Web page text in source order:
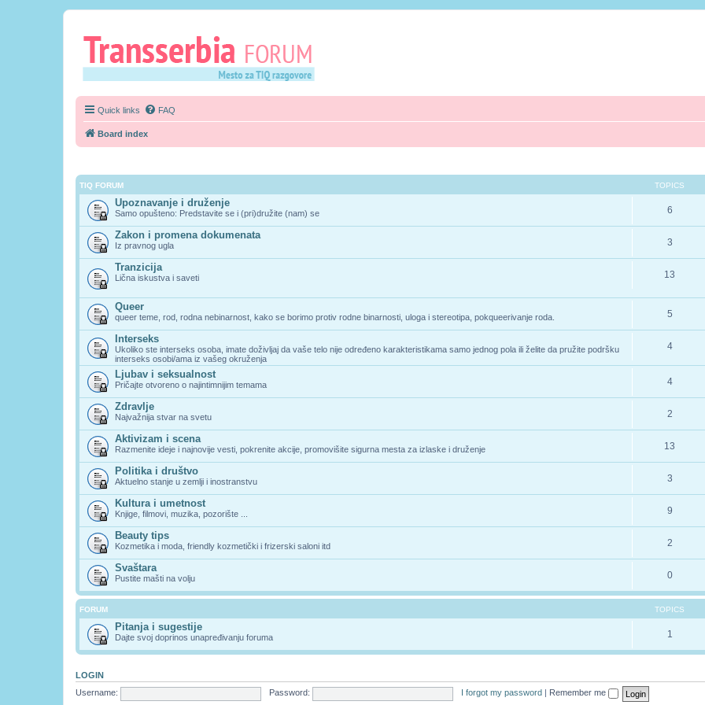
Quick links FAQ
Board index
TIQ FORUM TOPICS
Upoznavanje i druženje
Samo opušteno: Predstavite se i (pri)družite (nam) se 6
Zakon i promena dokumenata
Iz pravnog ugla 3
Tranzicija
Lična iskustva i saveti 13
Queer
queer teme, rod, rodna nebinarnost, kako se borimo protiv rodne binarnosti, uloga i stereotipa, pokqueerivanje roda. 5
Interseks
Ukoliko ste interseks osoba, imate doživljaj da vaše telo nije određeno karakteristikama samo jednog pola ili želite da pružite podršku
interseks osobi/ama iz vašeg okruženja
4
Ljubav i seksualnost
Pričajte otvoreno o najintimnijim temama 4
Zdravlje
Najvažnija stvar na svetu 2
Aktivizam i scena
Razmenite ideje i najnovije vesti, pokrenite akcije, promovišite sigurna mesta za izlaske i druženje 13
Politika i društvo
Aktuelno stanje u zemlji i inostranstvu 3
Kultura i umetnost
Knjige, filmovi, muzika, pozorište ... 9
Beauty tips
Kozmetika i moda, friendly kozmetički i frizerski saloni itd 2
Svaštara
Pustite mašti na volju 0
FORUM TOPICS
Pitanja i sugestije
Dajte svoj doprinos unapređivanju foruma 1
LOGIN
Username:
Password: I forgot my password Remember me